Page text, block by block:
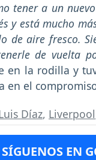
tener a un
y está mucho
de aire fresco.
de vuelta
en la rodilla y
en el
Díaz, Liverpool
SÍGUENOS EN